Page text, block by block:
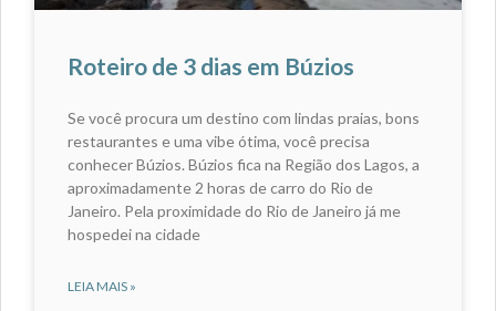
Roteiro de 3 dias em Búzios
Se você procura um destino com lindas praias, bons
restaurantes e uma vibe ótima, você precisa
conhecer Búzios. Búzios fica na Região dos Lagos, a
aproximadamente 2 horas de carro do Rio de
Janeiro. Pela proximidade do Rio de Janeiro já me
hospedei na cidade
LEIA MAIS »